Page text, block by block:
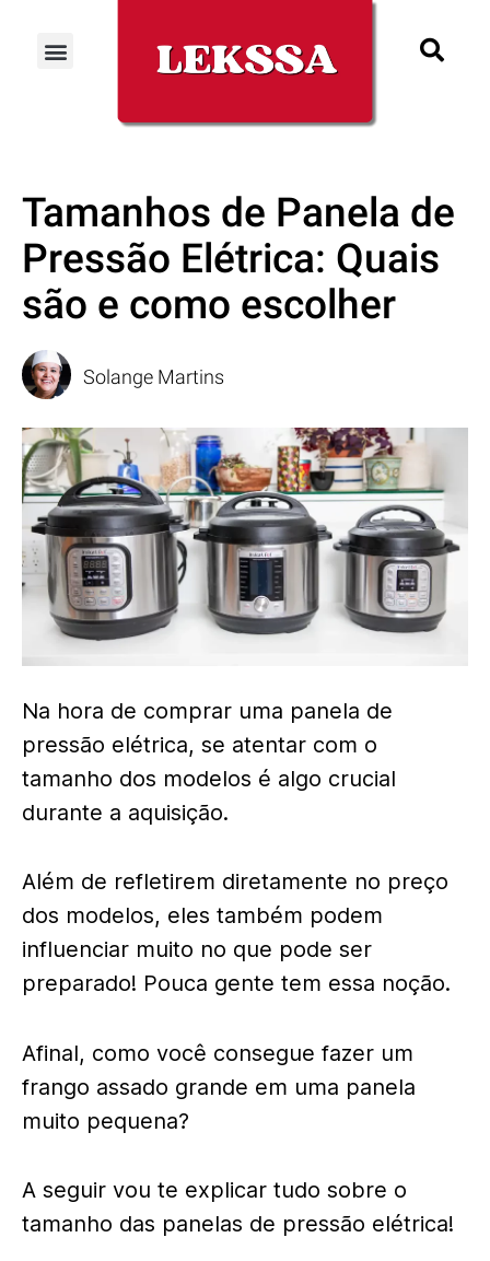
Tamanhos de Panela de
Pressão Elétrica: Quais
são e como escolher
Solange Martins
Na hora de comprar uma panela de
pressão elétrica, se atentar com o
tamanho dos modelos é algo crucial
durante a aquisição.
Além de refletirem diretamente no preço
dos modelos, eles também podem
influenciar muito no que pode ser
preparado! Pouca gente tem essa noção.
Afinal, como você consegue fazer um
frango assado grande em uma panela
muito pequena?
A seguir vou te explicar tudo sobre o
tamanho das panelas de pressão elétrica!